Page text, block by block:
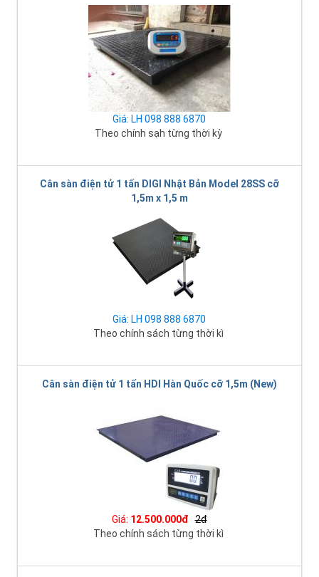
Giá: LH 098 888 6870
Theo chính sạh từng thời kỳ
Cân sàn điện tử 1 tấn DIGI Nhật Bản Model 28SS cỡ
1,5m x 1,5 m
Giá: LH 098 888 6870
Theo chính sách từng thời kì
Cân sàn điện tử 1 tấn HDI Hàn Quốc cỡ 1,5m (New)
Giá: 12.500.000đ 2đ
Theo chính sách từng thời kì